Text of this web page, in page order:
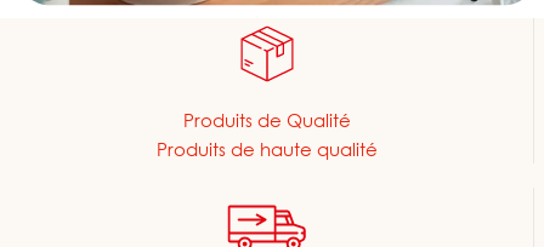
Produits de Qualité
Produits de haute qualité